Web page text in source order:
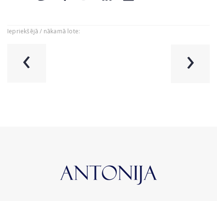
Iepriekšējā / nākamā lote:
‹ ›